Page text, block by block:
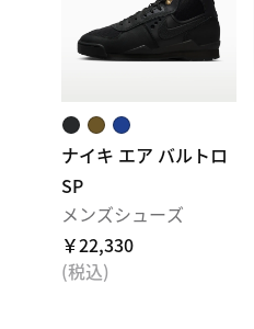
ナイキ エア バルトロ
SP
メンズシューズ
￥22,330
(税込)